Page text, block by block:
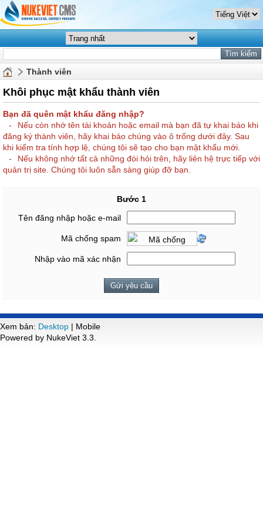
Thành viên
Khôi phục mật khẩu thành viên
Bạn đã quên mật khẩu đăng nhập?
-
Nếu còn nhớ tên tài khoản hoặc email mà bạn đã tự khai báo khi
đăng ký thành viên, hãy khai báo chúng vào ô trống dưới đây. Sau
khi kiểm tra tính hợp lệ, chúng tôi sẽ tạo cho bạn mật khẩu mới.
-
Nếu không nhớ tất cả những đòi hỏi trên, hãy liên hệ trực tiếp với
quản trị site. Chúng tôi luôn sẵn sàng giúp đỡ bạn.
Bước 1
Tên đăng nhập hoặc e-mail
Mã chống spam
Nhập vào mã xác nhận
Xem bản: Desktop | Mobile
Powered by NukeViet 3.3.